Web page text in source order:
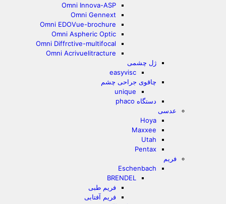
Omni Innova-ASP
Omni Gennext
Omni EDOVue-brochure
Omni Aspheric Optic
Omni Diffrctive-multifocal
Omni Acrivuelitracture
ژل چشمی
easyvisc
چاقوی جراحی چشم
unique
دستگاه phaco
عدسی
Hoya
Maxxee
Utah
Pentax
فریم
Eschenbach
BRENDEL
فریم طبی
فریم آفتابی